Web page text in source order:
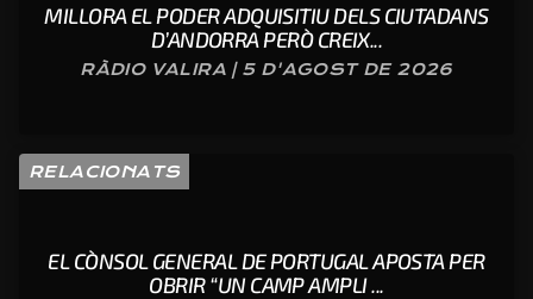
MILLORA EL PODER ADQUISITIU DELS CIUTADANS
D’ANDORRA PERÒ CREIX...
RÀDIO VALIRA | 5 D'AGOST DE 2026
RELACIONATS
EL CÒNSOL GENERAL DE PORTUGAL APOSTA PER
OBRIR “UN CAMP AMPLI ...